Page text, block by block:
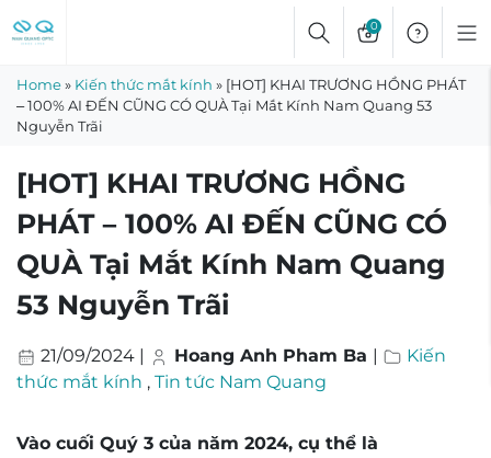
to
0
Home» Kiến thức mắt kính » [HOT] KHAI TRƯƠNG HỒNG PHÁT
– 100% AI ĐẾN CŨNG CÓ QUÀ Tại Mắt Kính Nam Quang 53
Nguyễn Trãi
[HOT] KHAI TRƯƠNG HỒNG
PHÁT – 100% AI ĐẾN CŨNG CÓ
QUÀ Tại Mắt Kính Nam Quang
53 Nguyễn Trãi
21/09/2024 | Hoang Anh Pham Ba |
Kiến
thức mắt kính , Tin tức Nam Quang
Vào cuối Quý 3 của năm 2024, cụ thể là